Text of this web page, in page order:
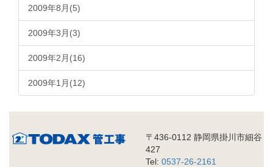
2009年8月(5)
2009年3月(3)
2009年2月(16)
2009年1月(12)
〒436-0112 静岡県掛川市細谷
427
Tel: 0537-26-2161